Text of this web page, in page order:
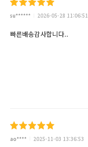
su****** 2026-05-28 11:06:51
빠른배송감사합니다..
ao**** 2025-11-03 13:36:53